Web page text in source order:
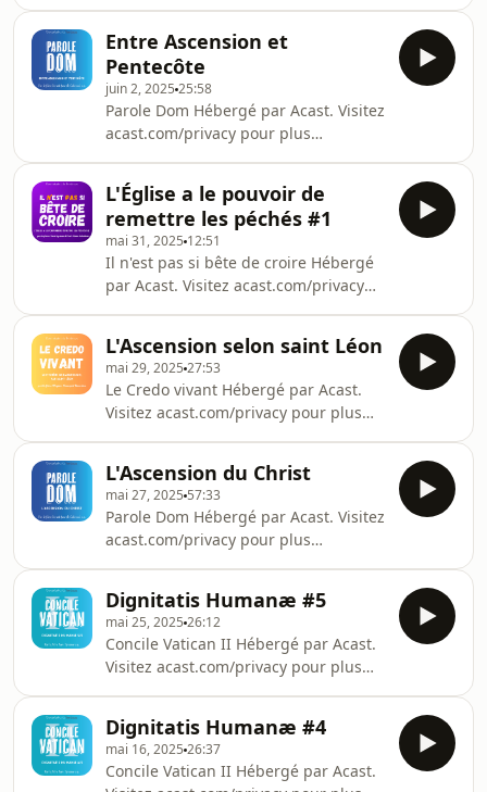
salut pour le monde. Hébergé par
Acast. Visitez acast.com/privacy pour
plus d'infor
Entre Ascension et
Pentecôte
juin 2, 2025 25:58
Parole Dom Hébergé par Acast. Visitez
acast.com/privacy pour plus
L'Église a le pouvoir de
remettre les péchés #1
mai 31, 2025 12:51
Il n'est pas si bête de croire Hébergé
par Acast. Visitez acast.com/privacy
L'Ascension selon saint Léon
mai 29, 2025 27:53
Le Credo vivant Hébergé par Acast.
Visitez acast.com/privacy pour plus
L'Ascension du Christ
mai 27, 2025 57:33
Parole Dom Hébergé par Acast. Visitez
acast.com/privacy pour plus
Dignitatis Humanæ #5
mai 25, 2025 26:12
Concile Vatican II Hébergé par Acast.
Visitez acast.com/privacy pour plus
Dignitatis Humanæ #4
mai 16, 2025 26:37
Concile Vatican II Hébergé par Acast.